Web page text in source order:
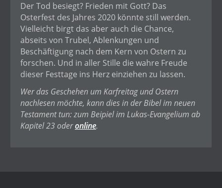
Der Tod besiegt? Frieden mit Gott? Das
Osterfest des Jahres 2020 könnte still werden.
Vielleicht birgt das aber auch die Chance,
abseits von Trubel, Ablenkungen und
Beschäftigung nach dem Kern von Ostern zu
forschen. Und in aller Stille die wahre Freude
dieser Festtage ins Herz einziehen zu lassen.
Wer das Geschehen um Karfreitag und Ostern
nachlesen möchte, kann dies in der Bibel im neuen
Testament tun: zum Beipiel im Lukas-Evangelium ab
Kapitel 23 oderonline.